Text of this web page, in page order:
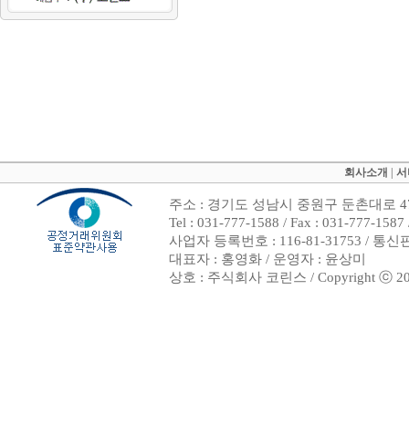
회사소개
주소 : 경기도 성남시 중원구 둔촌대로
Tel : 031-777-1588 / Fax : 031-777-
사업자 등록번호 : 116-81-31753 / 통신
대표자 : 홍영화 / 운영자 : 윤상미
상호 : 주식회사 코린스 / Copyright ⓒ